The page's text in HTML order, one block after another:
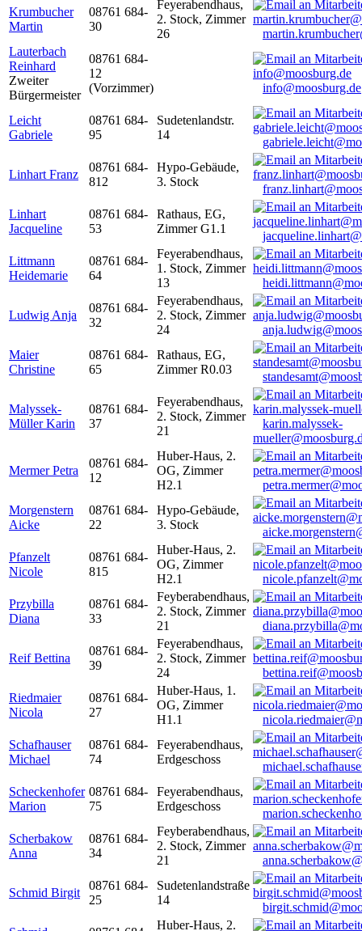
Krumbucher
Martin
08761 684-
30
Feyerabendhaus,
2. Stock, Zimmer
26
Lauterbach
Reinhard
Zweiter
Bürgermeister
08761 684-
12
(Vorzimmer)
info@moosburg.de
Leicht
Gabriele
08761 684-
95
Sudetenlandstr.
14
Linhart Franz
08761 684-
812
Hypo-Gebäude,
3. Stock
Linhart
Jacqueline
08761 684-
53
Rathaus, EG,
Zimmer G1.1
Littmann
Heidemarie
08761 684-
64
Feyerabendhaus,
1. Stock, Zimmer
13
Ludwig Anja
08761 684-
32
Feyerabendhaus,
2. Stock, Zimmer
24
Maier
Christine
08761 684-
65
Rathaus, EG,
Zimmer R0.03
Malyssek-
Müller Karin
08761 684-
37
Feyerabendhaus,
2. Stock, Zimmer
21
karin.malyssek-
Mermer Petra
08761 684-
12
Huber-Haus, 2.
OG, Zimmer
H2.1
Morgenstern
Aicke
08761 684-
22
Hypo-Gebäude,
3. Stock
Pfanzelt
Nicole
08761 684-
815
Huber-Haus, 2.
OG, Zimmer
H2.1
Przybilla
Diana
08761 684-
33
Feyberabendhaus,
2. Stock, Zimmer
21
Reif Bettina
08761 684-
39
Feyerabendhaus,
2. Stock, Zimmer
24
Riedmaier
Nicola
08761 684-
27
Huber-Haus, 1.
OG, Zimmer
H1.1
Schafhauser
Michael
08761 684-
74
Feyerabendhaus,
Erdgeschoss
Scheckenhofer
Marion
08761 684-
75
Feyerabendhaus,
Erdgeschoss
Scherbakow
Anna
08761 684-
34
Feyberabendhaus,
2. Stock, Zimmer
21
Schmid Birgit
08761 684-
25
Sudetenlandstraße
14
Huber-Haus, 2.